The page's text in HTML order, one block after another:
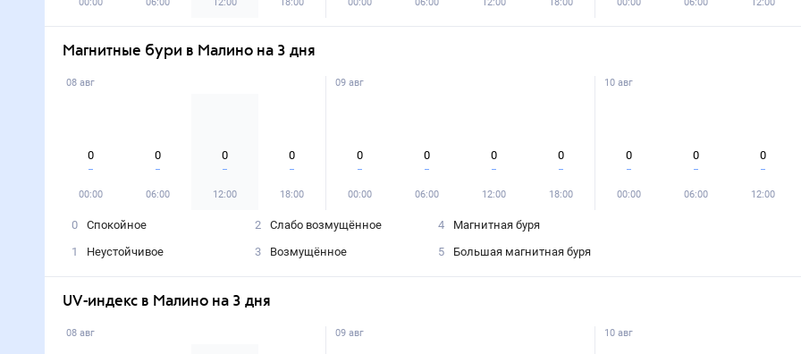
Магнитные бури в Малино на 3 дня
08 авг
0
00:00
0
06:00
0
12:00
0
18:00
09 авг
0
00:00
0
06:00
0
12:00
0
18:00
10 авг
0
00:00
0
06:00
0
12:00
0
Спокойное
1
Неустойчивое
2
Слабо возмущённое
3
Возмущённое
4
Магнитная буря
5
Большая магнитная буря
UV-индекс в Малино на 3 дня
08 авг 09 авг 10 авг